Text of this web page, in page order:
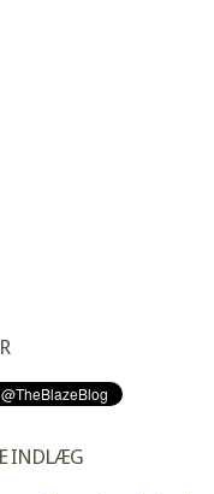
INDLÆG